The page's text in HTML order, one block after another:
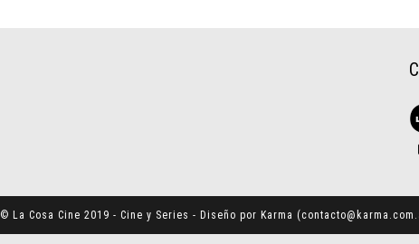
© La Cosa Cine 2019 - Cine y Series - Diseño por Karma (